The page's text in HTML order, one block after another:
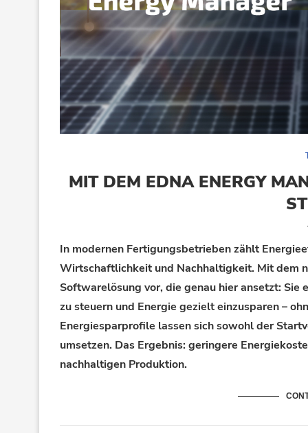
MIT DEM EDNA ENERGY
In modernen Fertigungsbetrieben zählt
Wirtschaftlichkeit und Nachhaltigkeit. Mit dem
Softwarelösung vor, die genau hier ansetzt:
zu steuern und Energie gezielt einzusparen –
Energiesparprofile lassen sich sowohl der
umsetzen. Das Ergebnis: geringere
nachhaltigen Produktion.